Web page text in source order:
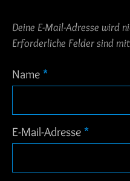
Deine E-Mail-Adresse wird
Erforderliche Felder sind mit
Name *
E-Mail-Adresse *